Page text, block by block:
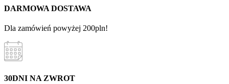
DARMOWA DOSTAWA
Dla zamówień powyżej 200pln!
30DNI NA ZWROT